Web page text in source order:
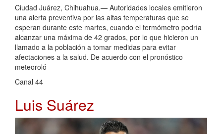
Ciudad Juárez, Chihuahua.— Autoridades locales emitieron
una alerta preventiva por las altas temperaturas que se
esperan durante este martes, cuando el termómetro podría
alcanzar una máxima de 42 grados, por lo que hicieron un
llamado a la población a tomar medidas para evitar
afectaciones a la salud. De acuerdo con el pronóstico
meteoroló
Canal 44
Luis Suárez